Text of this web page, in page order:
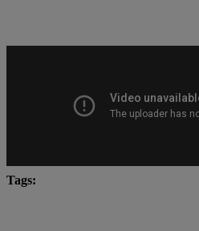
Tags: